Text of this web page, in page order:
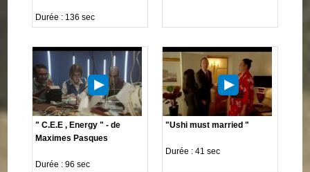
Durée : 136 sec
" C.E.E , Energy " - de
Maximes Pasques
Durée : 96 sec
"Ushi must married "
Durée : 41 sec